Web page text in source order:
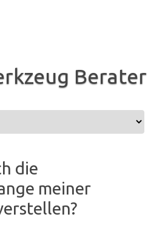
Berater
die
meiner